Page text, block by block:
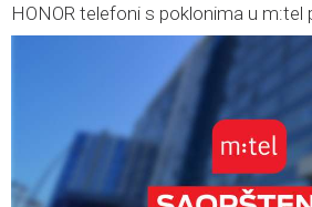
HONOR telefoni s poklonima u m:tel